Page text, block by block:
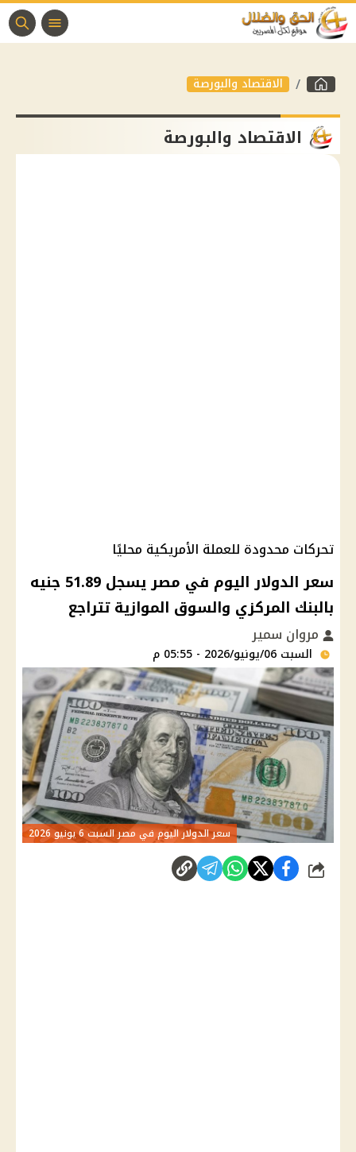
الاقتصاد والبورصة
الاقتصاد والبورصة
تحركات محدودة للعملة الأمريكية محليًا
سعر الدولار اليوم في مصر يسجل 51.89 جنيه
بالبنك المركزي والسوق الموازية تتراجع
مروان سمير
السبت 06/يونيو/2026 - 05:55 م
سعر الدولار اليوم في مصر السبت 6 يونيو 2026
شارك